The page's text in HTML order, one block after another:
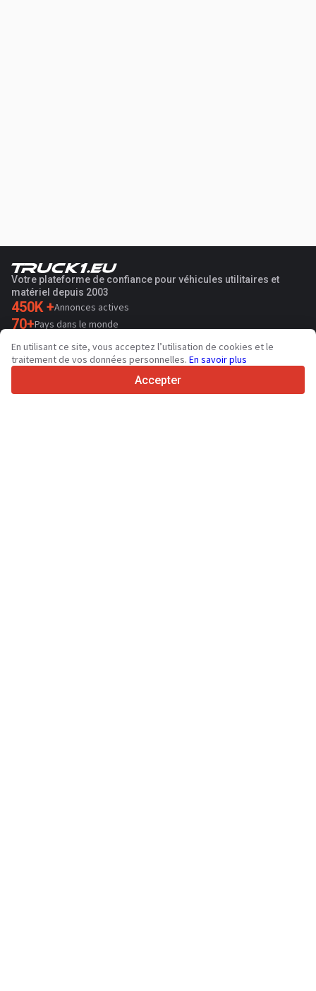
Votre plateforme de confiance pour véhicules utilitaires et
matériel depuis 2003
450K +Annonces actives
70+Pays dans le monde
36 Langues prises en charge
4.7/5
En utilisant ce site, vous acceptez l’utilisation de cookies et le
traitement de vos données personnelles. En savoir plus
Accepter